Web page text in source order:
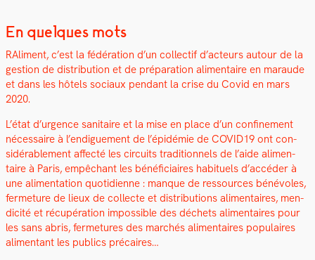
En quelques mots
RAl­i­ment, c’est la fédéra­tion d’un col­lec­tif d’acteurs autour de la
ges­tion de dis­tri­b­u­tion et de pré­pa­ra­tion ali­men­taire en maraude
et dans les hôtels soci­aux pen­dant la crise du Covid en mars
2020.
L’état d’urgence san­i­taire et la mise en place d’un con­fine­ment
néces­saire à l’endiguement de l’épidémie de COVID19 ont con­
sid­érable­ment affec­té les cir­cuits tra­di­tion­nels de l’aide ali­men­
taire à Paris, empêchant les béné­fi­ci­aires habituels d’accéder à
une ali­men­ta­tion quo­ti­di­enne : manque de ressources bénév­oles,
fer­me­ture de lieux de col­lecte et dis­tri­b­u­tions ali­men­taires, men­
dic­ité et récupéra­tion impos­si­ble des déchets ali­men­taires pour
les sans abris, fer­me­tures des marchés ali­men­taires pop­u­laires
ali­men­tant les publics pré­caires…